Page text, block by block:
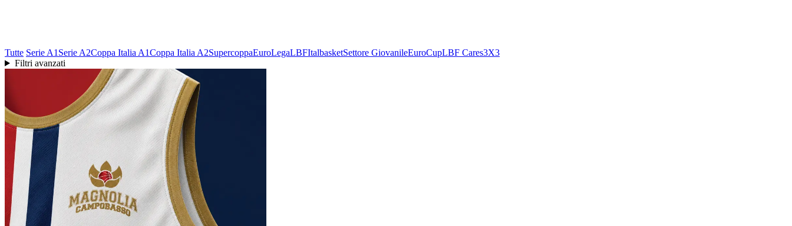
Tutte Serie A1 Serie A2Coppa Italia A1Coppa Italia A2SupercoppaEuroLegaLBFItalbasketSettore GiovanileEuroCupLBF Cares3X3
Filtri avanzati